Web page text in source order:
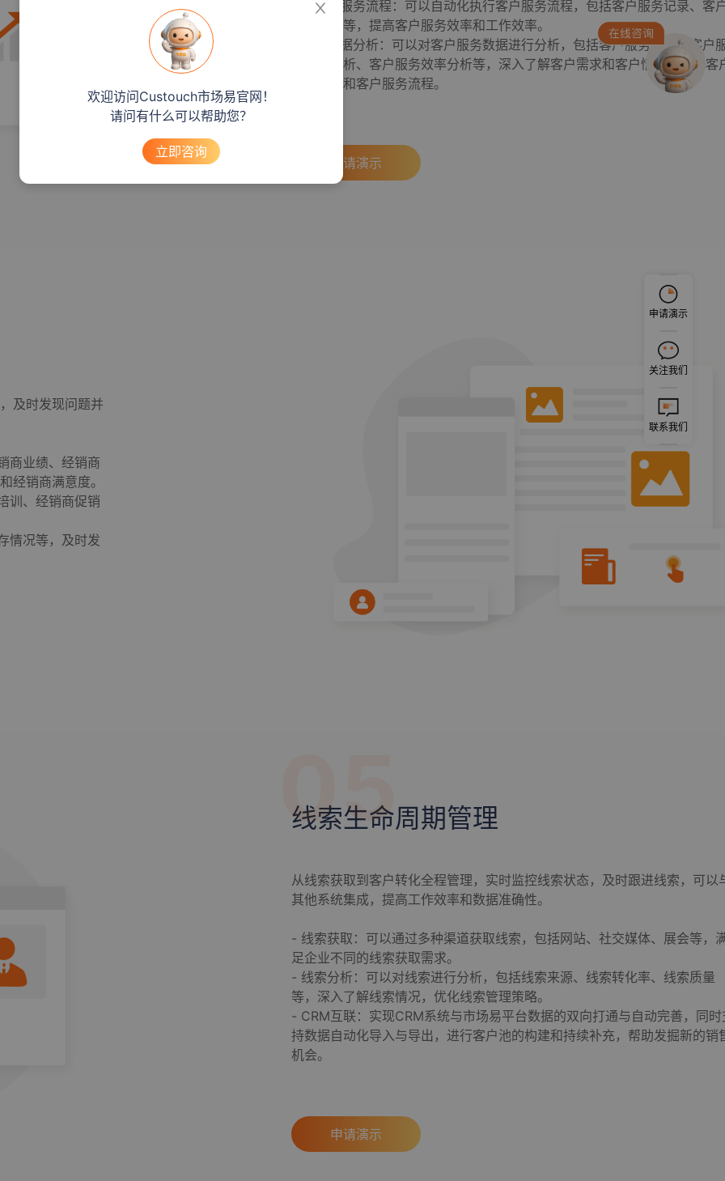
- 自动化服务流程：可以自动化执行客户服务流程，包括客户服务记录、客
服务跟进等，提高客户服务效率和工作效率。
- 服务数据分析：可以对客户服务数据进行分析，包括客户服务记录、客户
务质量分析、客户服务效率分析等，深入了解客户需求和客户情况，优化客
服务策略和客户服务流程。
申请演示
及时发现问题并
商业绩、经销商
经销商满意度。
训、经销商促销
情况等，及时发
05
线索生命周期管理
从线索获取到客户转化全程管理，实时监控线索状态，及时跟进线索，可以
其他系统集成，提高工作效率和数据准确性。
- 线索获取：可以通过多种渠道获取线索，包括网站、社交媒体、展会等，
足企业不同的线索获取需求。
- 线索分析：可以对线索进行分析，包括线索来源、线索转化率、线索质量
等，深入了解线索情况，优化线索管理策略。
- CRM互联：实现CRM系统与市场易平台数据的双向打通与自动完善，同时
持数据自动化导入与导出，进行客户池的构建和持续补充，帮助发掘新的销
机会。
申请演示
申请演示
关注我们
联系我们
欢迎访问Custouch市场易官网！
请问有什么可以帮助您？
立即咨询